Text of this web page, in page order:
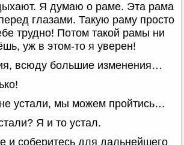
Я думаю о раме. Эта рама
глазами. Такую раму просто
трудно! Потом такой рамы ни
уж в этом-то я уверен!
всюду большие изменения…
устали, мы можем пройтись…
Я и то устал.
и соберитесь для дальнейшего